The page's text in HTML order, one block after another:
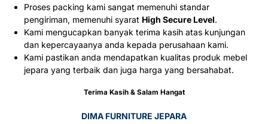
Proses packing kami sangat memenuhi standar
pengiriman, memenuhi syarat High Secure Level.
Kami mengucapkan banyak terima kasih atas kunjungan
dan kepercayaanya anda kepada perusahaan kami.
Kami pastikan anda mendapatkan kualitas produk mebel
jepara yang terbaik dan juga harga yang bersahabat.
Terima Kasih & Salam Hangat
DIMA FURNITURE JEPARA